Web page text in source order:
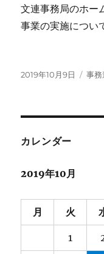
文連事務局のホ
事業の実施につい
投
2019年10月9日
カ
事務
カレンダー
2019年10月
月 火
1